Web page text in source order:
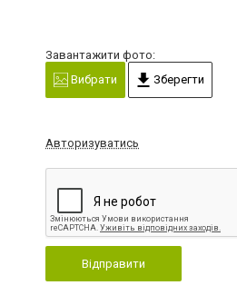
Завантажити фото:
Вибрати
Зберегти
Авторизуватись
Відправити